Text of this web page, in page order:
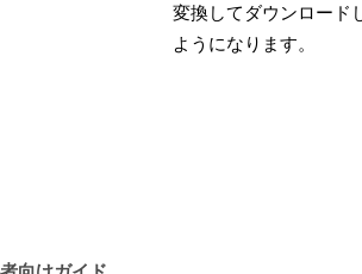
変換してダウンロード
ようになります。